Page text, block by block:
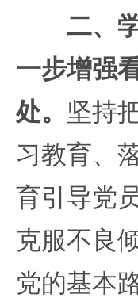
二、
一步增强
处。 坚持
习教育、
育引导党
克服不良
党的基本